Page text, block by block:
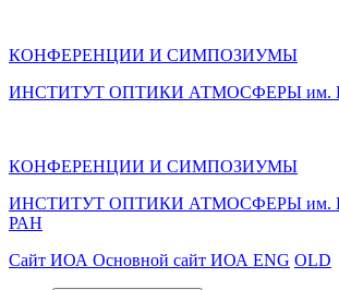
КОНФЕРЕНЦИИ И СИМПОЗИУМЫ
ИНСТИТУТ ОПТИКИ АТМОСФЕРЫ им.
КОНФЕРЕНЦИИ И СИМПОЗИУМЫ
ИНСТИТУТ ОПТИКИ АТМОСФЕРЫ им.
РАН
Cайт ИОА Основной сайт ИОА ENG OLD